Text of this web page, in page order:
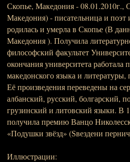
Скопье, Македония - 08.01.2010г.,
Македония) - писательница и
родилась и умерла в Скопье (В
Македония ). Получила
философский факультет
окончания университета работала
македонского языка и литературы,
Её произведения переведены на
албанский, русский, болгарский,
грузинский и литовский языки. В
получила премию Ванцо
«Подушки звёзд» (Ѕвездени
Иллюстрации: